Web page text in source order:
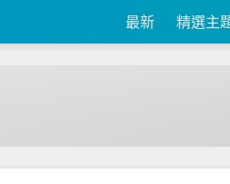
最新 精選主